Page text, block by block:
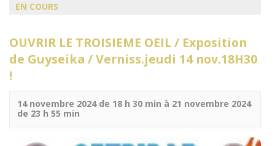
EN COURS
OUVRIR LE TROISIEME OEIL / Exposition
de Guyseika / Verniss.jeudi 14 nov.18H30
!
14 novembre 2024 de 18 h 30 min à 21 novembre 2024
de 23 h 55 min